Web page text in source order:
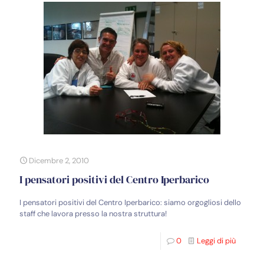
Dicembre 2, 2010
I pensatori positivi del Centro Iperbarico
I pensatori positivi del Centro Iperbarico: siamo orgogliosi dello
staff che lavora presso la nostra struttura!
0 Leggi di più